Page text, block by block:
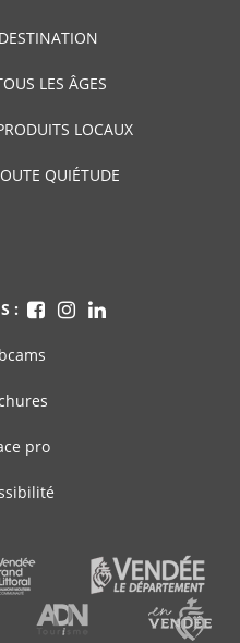
LES ÂGES
LOCAUX
QUIÉTUDE
:
pro